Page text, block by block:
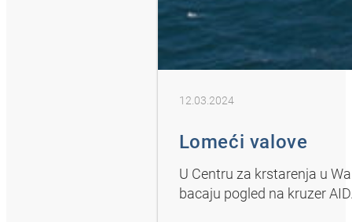
12.03.2024
Lomeći valove
U Centru za krstarenja u
bacaju pogled na kruzer